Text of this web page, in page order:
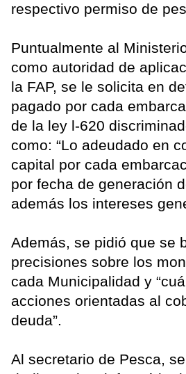
respectivo permiso de
Puntualmente al
como autoridad de
la FAP, se le solicita en
pagado por cada
de la ley l-620
como: “Lo adeudado en
capital por cada
por fecha de generación
además los intereses
Además, se pidió que se
precisiones sobre los
cada Municipalidad y
acciones orientadas al
deuda”.
Al secretario de Pesca,